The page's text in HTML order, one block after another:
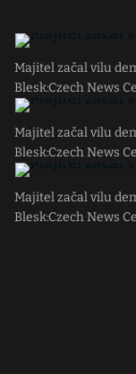
Majitel začal vilu
Blesk:Czech News
Majitel začal vilu
Blesk:Czech News
Majitel začal vilu
Blesk:Czech News